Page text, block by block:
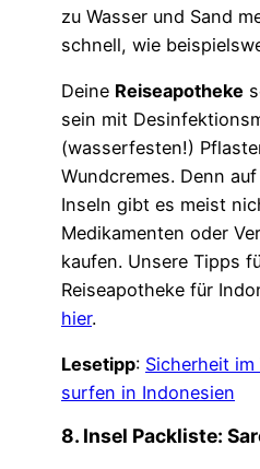
zu Wasser und Sand
schnell, wie
Deine Reiseapotheke
sein mit
(wasserfesten!)
Wundcremes. Denn
Inseln gibt es meist
Medikamenten oder
kaufen. Unsere Tipps
Reiseapotheke für
hier.
Lesetipp: Sicherheit im
surfen in Indonesien
8. Insel Packliste: